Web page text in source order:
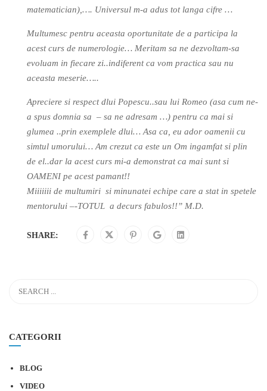
matematician),…. Universul m-a adus tot langa cifre …
Multumesc pentru aceasta oportunitate de a participa la
acest curs de numerologie… Meritam sa ne dezvoltam-sa
evoluam in fiecare zi..indiferent ca vom practica sau nu
aceasta meserie…..
Apreciere si respect dlui Popescu..sau lui Romeo (asa cum ne-
a spus domnia sa – sa ne adresam …) pentru ca mai si
glumea ..prin exemplele dlui… Asa ca, eu ador oamenii cu
simtul umorului… Am crezut ca este un Om ingamfat si plin
de el..dar la acest curs mi-a demonstrat ca mai sunt si
OAMENI pe acest pamant!!
Miiiiiii de multumiri si minunatei echipe care a stat in spetele
mentorului –-TOTUL a decurs fabulos!!” M.D.
SHARE:
CATEGORII
BLOG
VIDEO